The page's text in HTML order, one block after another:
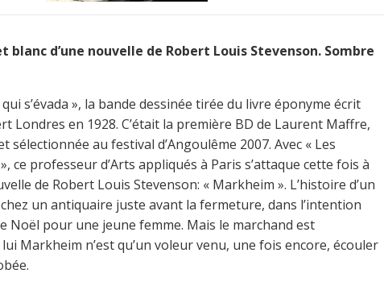
d’une nouvelle de Robert Louis Stevenson. Sombre
s’évada », la bande dessinée tirée du livre éponyme écrit
Londres en 1928. C’était la première BD de Laurent Maffre,
sélectionnée au festival d’Angoulême 2007. Avec « Les
ce professeur d’Arts appliqués à Paris s’attaque cette fois à
de Robert Louis Stevenson: « Markheim ». L’histoire d’un
un antiquaire juste avant la fermeture, dans l’intention
Noël pour une jeune femme. Mais le marchand est
Markheim n’est qu’un voleur venu, une fois encore, écouler